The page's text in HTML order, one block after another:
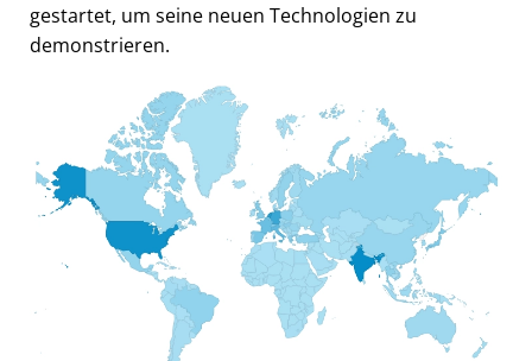
gestartet, um seine neuen Technologien zu
demonstrieren.